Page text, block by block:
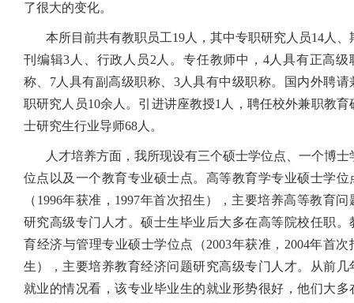
了很大的变化。
本所目前共有教职员工19人，其中专职研究人员14人、
刊编辑3人、行政人员2人。专任教师中，4人具有正高级
称、7人具有副高级职称、3人具有中级职称。国内外聘请
职研究人员10余人。引进讲座教授1人， 聘任校外兼职教育
士研究生行业导师68人。
人才培养方面，我所现设有三个硕士学位点、一个博士
位点以及一个教育专业硕士点。高等教育学专业硕士学位
（ 1996年获准， 1997年首次招生），主要培养高等教育问
研究高级专门人才。硕士生毕业后大多在高等院校任职。
育经济与管理专业硕士学位点（2003年获准， 2004年首次
生），主要培养教育经济问题研究高级专门人才。从前几
就业的情况看，该专业毕业生的就业形势很好，他们大多